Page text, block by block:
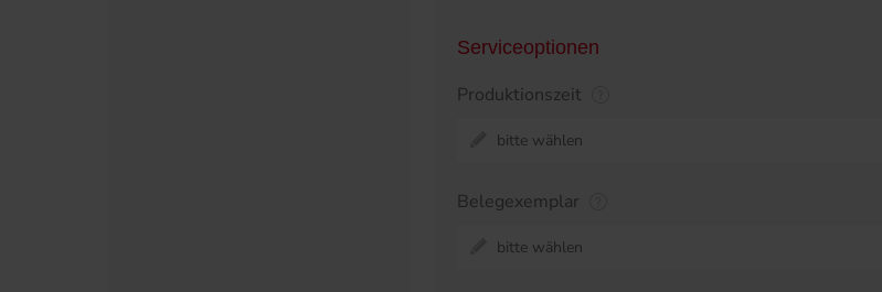
Serviceoptionen
Produktionszeit
bitte wählen
Belegexemplar
bitte wählen